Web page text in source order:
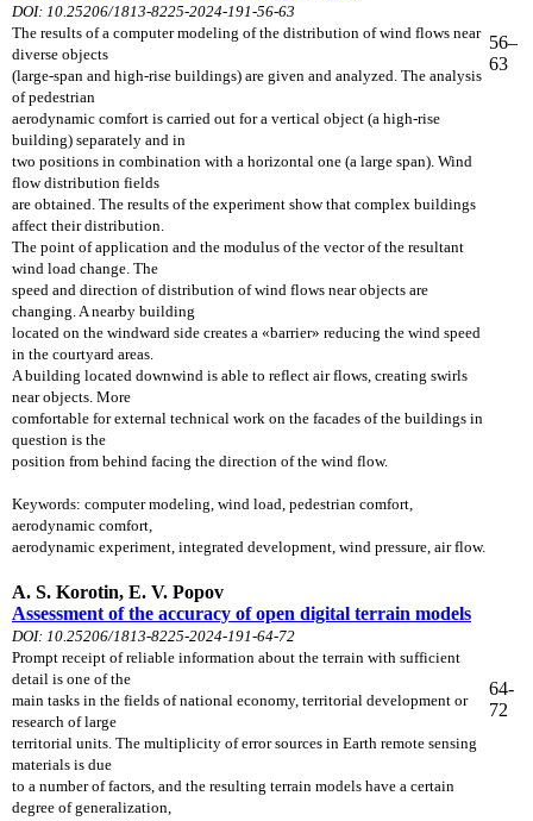
DOI: 10.25206/1813-8225-2024-191-56-63
The results of a computer modeling of the distribution of wind flows near
diverse objects
(large-span and high-rise buildings) are given and analyzed. The analysis
of pedestrian
aerodynamic comfort is carried out for a vertical object (a high-rise
building) separately and in
two positions in combination with a horizontal one (a large span). Wind
flow distribution fields
are obtained. The results of the experiment show that complex buildings
affect their distribution.
The point of application and the modulus of the vector of the resultant
wind load change. The
speed and direction of distribution of wind flows near objects are
changing. A nearby building
located on the windward side creates a «barrier» reducing the wind speed
in the courtyard areas.
A building located downwind is able to reflect air flows, creating swirls
near objects. More
comfortable for external technical work on the facades of the buildings in
question is the
position from behind facing the direction of the wind flow.
Keywords: computer modeling, wind load, pedestrian comfort,
aerodynamic comfort,
aerodynamic experiment, integrated development, wind pressure, air flow.
56–
63
A. S. Korotin, E. V. Popov
Assessment of the accuracy of open digital terrain models
DOI: 10.25206/1813-8225-2024-191-64-72
Prompt receipt of reliable information about the terrain with sufficient
detail is one of the
main tasks in the fields of national economy, territorial development or
research of large
territorial units. The multiplicity of error sources in Earth remote sensing
materials is due
to a number of factors, and the resulting terrain models have a certain
degree of generalization,
64-
72